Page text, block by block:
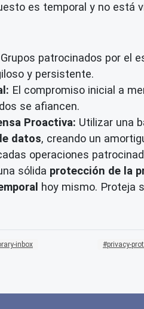
es temporal y no está
Grupos patrocinados por el
y persistente.
El compromiso inicial a
se afiancen.
Proactiva: Utilizar una
datos, creando un
operaciones
sólida protección de la
hoy mismo. Proteja
inbox privacy-